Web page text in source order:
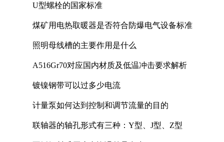
U型螺栓的国家标准
煤矿用电热取暖器是否符合防爆电气设备标准
照明母线槽的主要作用是什么
A516Gr70对应国内材质及低温冲击要求解析
镀镍钢带可以过多少电流
计量泵如何达到控制和调节流量的目的
联轴器的轴孔形式有三种：Y型、J型、Z型